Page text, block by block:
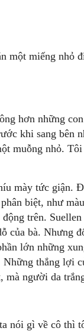
một miếng nhỏ
hơn những
khi sang bên
muỗng nhỏ.
mày tức giận.
biệt, như
trên.
của bà. Nhưng
lớn những
thắng lợi
mà người da
nói gì về cô thì